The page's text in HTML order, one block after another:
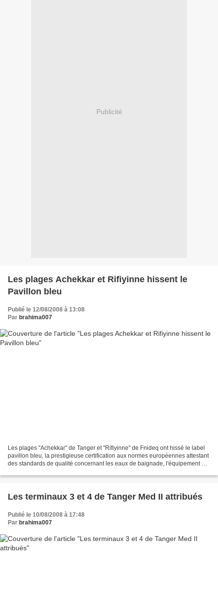
Publicité
Les plages Achekkar et Rifiyinne hissent le
Pavillon bleu
Publié le 12/08/2008 à 13:08
Par brahima007
Les plages "Achekkar" de Tanger et "Rifiyinne" de Fnideq ont hissé le label
pavillon bleu, la prestigieuse certification aux normes européennes attestant
des standards de qualité concernant les eaux de baignade, l'équipement et
Les terminaux 3 et 4 de Tanger Med II attribués
Publié le 10/08/2008 à 17:48
Par brahima007